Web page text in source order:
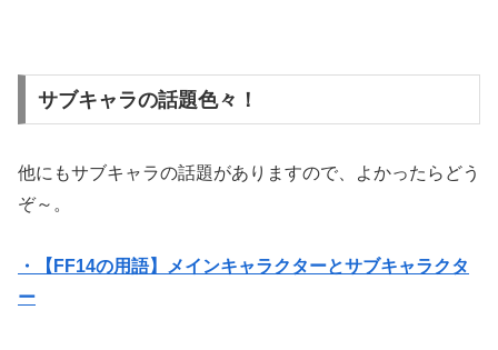
サブキャラの話題色々！
他にもサブキャラの話題がありますので、よかったらどう
ぞ～。
・【FF14の用語】メインキャラクターとサブキャラクタ
ー